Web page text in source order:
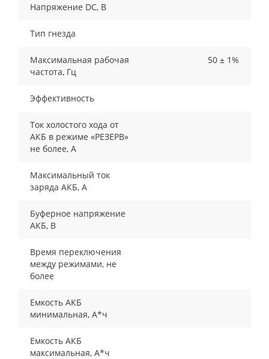
Напряжение DC, В
Тип гнезда
Максимальная рабочая
частота, Гц
50 ± 1%
Эффективность
Ток холостого хода от
АКБ в режиме «РЕЗЕРВ»
не более, А
Максимальный ток
заряда АКБ, А
Буферное напряжение
АКБ, В
Время переключения
между режимами, не
более
Емкость АКБ
минимальная, А*ч
Емкость АКБ
максимальная, А*ч